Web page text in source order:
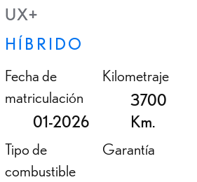
UX+
HÍBRIDO
Fecha de
matriculación
01-2026
Kilometraje
3700
Km.
Tipo de
combustible
Garantía